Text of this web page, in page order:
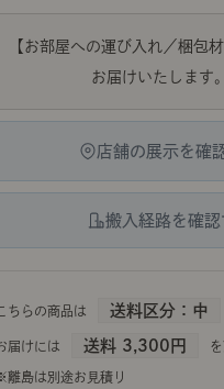
【お部屋への運び入れ／梱包
お届けいたします。
店舗の展示を確
搬入経路を確認
ちらの商品は 送料区分：中
届けには 送料 3,300円
離島は別途お見積り